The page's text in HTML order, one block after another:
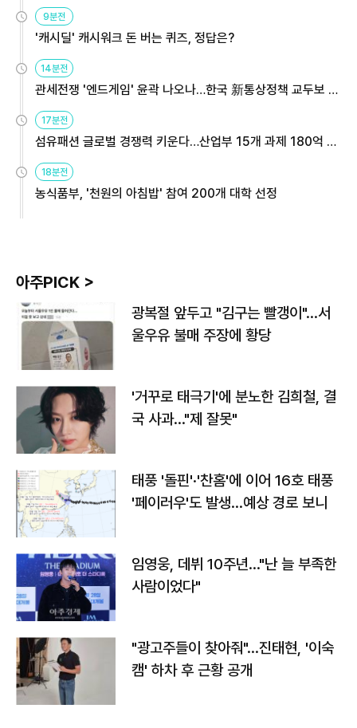
9분전
'캐시딜' 캐시워크 돈 버는 퀴즈, 정답은?
14분전
관세전쟁 '엔드게임' 윤곽 나오나…한국 新통상정책 교두보 활
용해야
17분전
섬유패션 글로벌 경쟁력 키운다…산업부 15개 과제 180억 지
원
18분전
농식품부, '천원의 아침밥' 참여 200개 대학 선정
아주PICK >
광복절 앞두고 "김구는 빨갱이"…서
울우유 불매 주장에 황당
'거꾸로 태극기'에 분노한 김희철, 결
국 사과…"제 잘못"
태풍 '돌핀'·'찬홈'에 이어 16호 태풍
'페이러우'도 발생…예상 경로 보니
임영웅, 데뷔 10주년…"난 늘 부족한
사람이었다"
"광고주들이 찾아줘"…진태현, '이숙
캠' 하차 후 근황 공개